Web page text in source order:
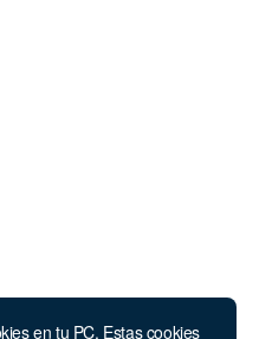
en tu PC. Estas cookies